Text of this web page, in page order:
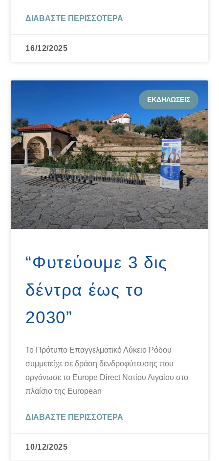
ΔΙΑΒΆΣΤΕ ΠΕΡΙΣΣΌΤΕΡΑ
16/12/2025
ΕΚΔΗΛΏΣΕΙΣ
“Φυτεύουμε 3 δις
δέντρα έως το
2030”
Το Πρότυπο Επαγγελματικό Λύκειο Ρόδου
συμμετείχε σε δράση δενδροφύτευσης που
οργάνωσε το Europe Direct Νοτίου Αιγαίου στο
πλαίσιο της European
ΔΙΑΒΆΣΤΕ ΠΕΡΙΣΣΌΤΕΡΑ
10/12/2025